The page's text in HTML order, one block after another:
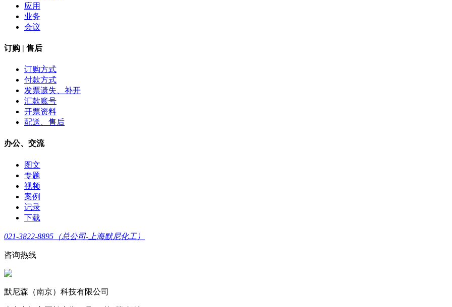
应用
业务
会议
订购 | 售后
订购方式
付款方式
发票遗失、补开
汇款账号
开票资料
配送、售后
办公、交流
图文
专题
视频
案例
记录
下载
021-3822-8895（总公司-上海默尼化工）
咨询热线
默尼森（南京）科技有限公司